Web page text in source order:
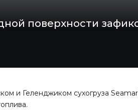
поверхности
и Геленджиком сухогруза